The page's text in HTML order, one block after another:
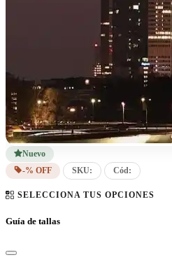
Nuevo
-% OFF
SKU: Cód:
SELECCIONA TUS OPCIONES
Guía de tallas